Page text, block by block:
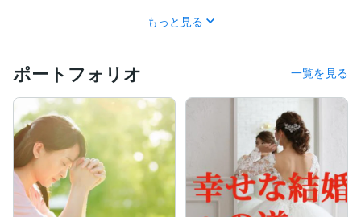
もっと見る
ポートフォリオ 一覧を見る